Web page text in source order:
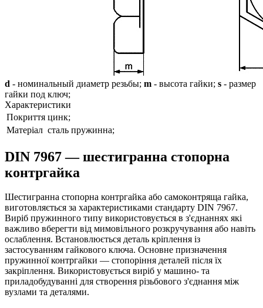
d - номинальный диаметр резьбы; m - высота гайки; s - размер
гайки под ключ;
Характеристики
Покриття цинк;
Матеріал сталь пружинна;
DIN 7967 — шестигранна стопорна
контргайка
Шестигранна стопорна контргайка або самоконтряща гайка,
виготовляється за характеристиками стандарту DIN 7967.
Виріб пружинного типу використовується в з'єднаннях які
важливо вберегти від мимовільного розкручування або навіть
ослаблення. Встановлюється деталь кріплення із
застосуванням гайкового ключа. Основне призначення
пружинної контргайки — стопоріння деталей після їх
закріплення. Використовується виріб у машино- та
приладобудуванні для створення різьбового з'єднання між
вузлами та деталями.